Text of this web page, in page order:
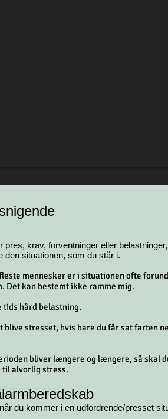
krav, forventninger eller
den situationen, som du står i.
mennesker er i situationen ofte
kan bestemt ikke ramme mig.
hård belastning.
blive stresset, hvis bare du får sat farten
bliver længere og længere, så skal
til alvorlig stress.
du kommer i en udfordrende/presset